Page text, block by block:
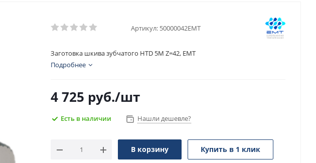
Артикул: 50000042EMT
Заготовка шкива зубчатого HTD 5M Z=42, EMT
Подробнее
4 725 руб./шт
Есть в наличии Нашли дешевле?
В корзину Купить в 1 клик